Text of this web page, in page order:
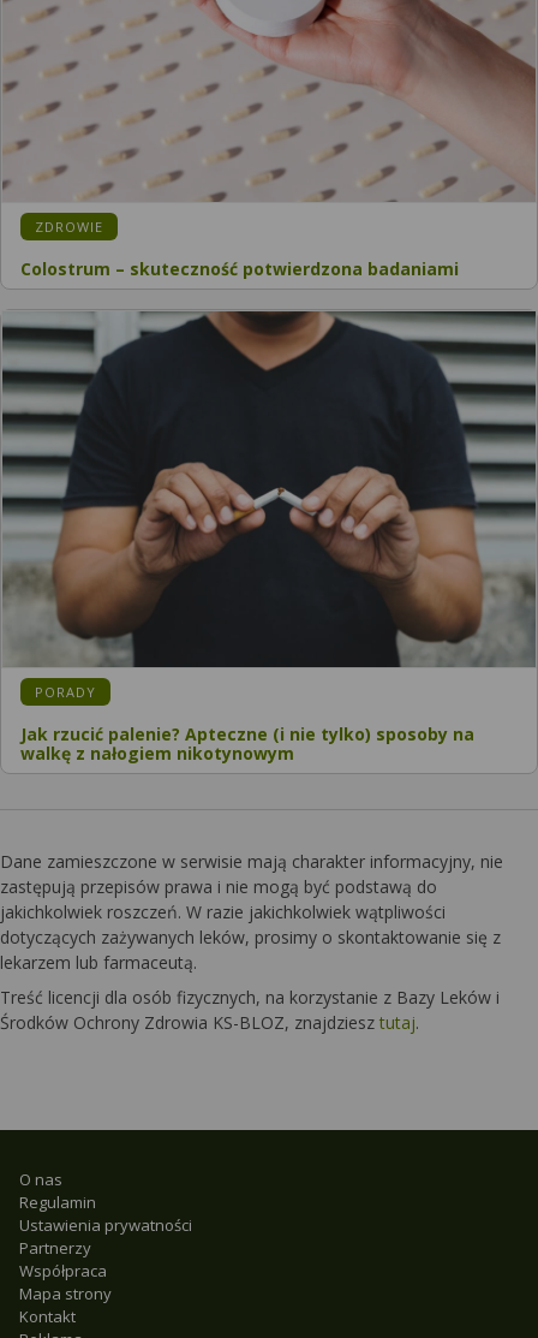
KATEGORIA:
ZDROWIE
Colostrum – skuteczność potwierdzona badaniami
KATEGORIA:
PORADY
Jak rzucić palenie? Apteczne (i nie tylko) sposoby na
walkę z nałogiem nikotynowym
Dane zamieszczone w serwisie mają charakter informacyjny, nie
zastępują przepisów prawa i nie mogą być podstawą do
jakichkolwiek roszczeń. W razie jakichkolwiek wątpliwości
dotyczących zażywanych leków, prosimy o skontaktowanie się z
lekarzem lub farmaceutą.
Treść licencji dla osób fizycznych, na korzystanie z Bazy Leków i
Środków Ochrony Zdrowia KS-BLOZ, znajdziesz tutaj.
O nas
Regulamin
Ustawienia prywatności
Partnerzy
Współpraca
Mapa strony
Kontakt